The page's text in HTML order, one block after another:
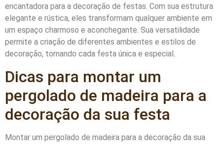
encantadora para a decoração de festas. Com sua estrutura
elegante e rústica, eles transformam qualquer ambiente em
um espaço charmoso e aconchegante. Sua versatilidade
permite a criação de diferentes ambientes e estilos de
decoração, tornando cada festa única e especial.
Dicas para montar um
pergolado de madeira para a
decoração da sua festa
Montar um pergolado de madeira para a decoração da sua